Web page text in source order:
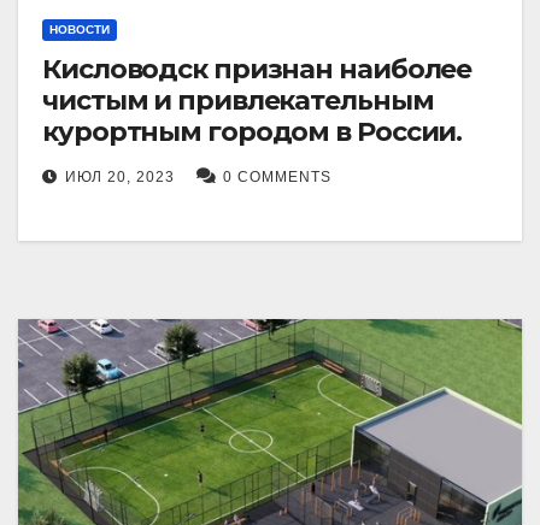
НОВОСТИ
Кисловодск признан наиболее
чистым и привлекательным
курортным городом в России.
ИЮЛ 20, 2023 0 COMMENTS